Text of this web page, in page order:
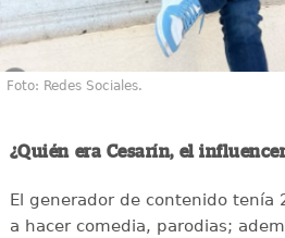
Foto: Redes Sociales.
¿Quién era Cesarín, el
El generador de contenido tenía
a hacer comedia, parodias;